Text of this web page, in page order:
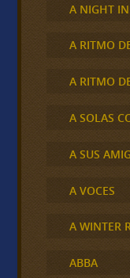
A NIGHT
A RITMO
A RITMO
A SOLAS
A SUS
A VOCES
A WINTER
ABBA